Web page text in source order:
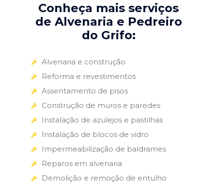
Conheça mais serviços
de Alvenaria e Pedreiro
do Grifo:
Alvenaria e construção
Reforma e revestimentos
Assentamento de pisos
Construção de muros e paredes
Instalação de azulejos e pastilhas
Instalação de blocos de vidro
Impermeabilização de baldrames
Reparos em alvenaria
Demolição e remoção de entulho